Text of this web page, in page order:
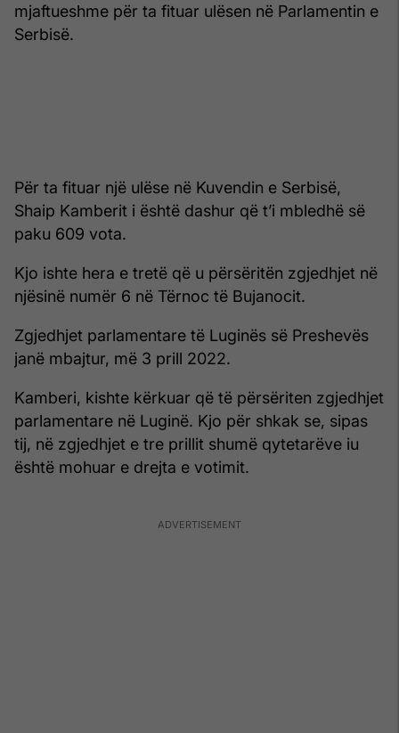
mjaftueshme për ta fituar ulësen në Parlamentin e
Serbisë.
Për ta fituar një ulëse në Kuvendin e Serbisë,
Shaip Kamberit i është dashur që t’i mbledhë së
paku 609 vota.
Kjo ishte hera e tretë që u përsëritën zgjedhjet në
njësinë numër 6 në Tërnoc të Bujanocit.
Zgjedhjet parlamentare të Luginës së Preshevës
janë mbajtur, më 3 prill 2022.
Kamberi, kishte kërkuar që të përsëriten zgjedhjet
parlamentare në Luginë. Kjo për shkak se, sipas
tij, në zgjedhjet e tre prillit shumë qytetarëve iu
është mohuar e drejta e votimit.